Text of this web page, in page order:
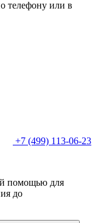
телефону или в
+7 (499) 113-06-23
помощью для
до